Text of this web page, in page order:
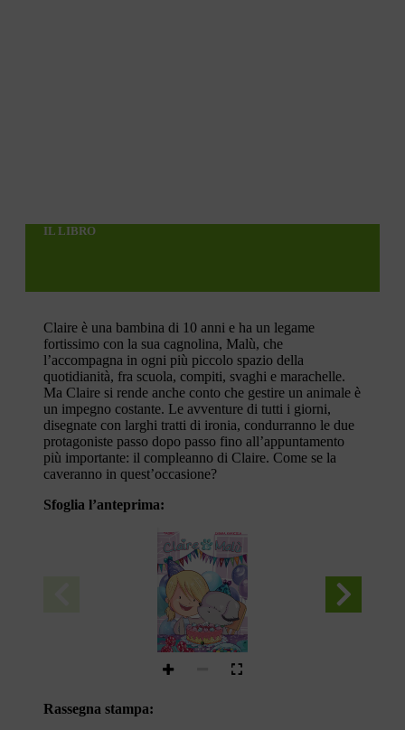
IL LIBRO
Claire è una bambina di 10 anni e ha un legame
fortissimo con la sua cagnolina, Malù, che
l’accompagna in ogni più piccolo spazio della
quotidianità, fra scuola, compiti, svaghi e marachelle.
Ma Claire si rende anche conto che gestire un animale è
un impegno costante. Le avventure di tutti i giorni,
disegnate con larghi tratti di ironia, condurranno le due
protagoniste passo dopo passo fino all’appuntamento
più importante: il compleanno di Claire. Come se la
caveranno in quest’occasione?
Sfoglia l’anteprima:
Tauro chiara karicola
Rassegna stampa: